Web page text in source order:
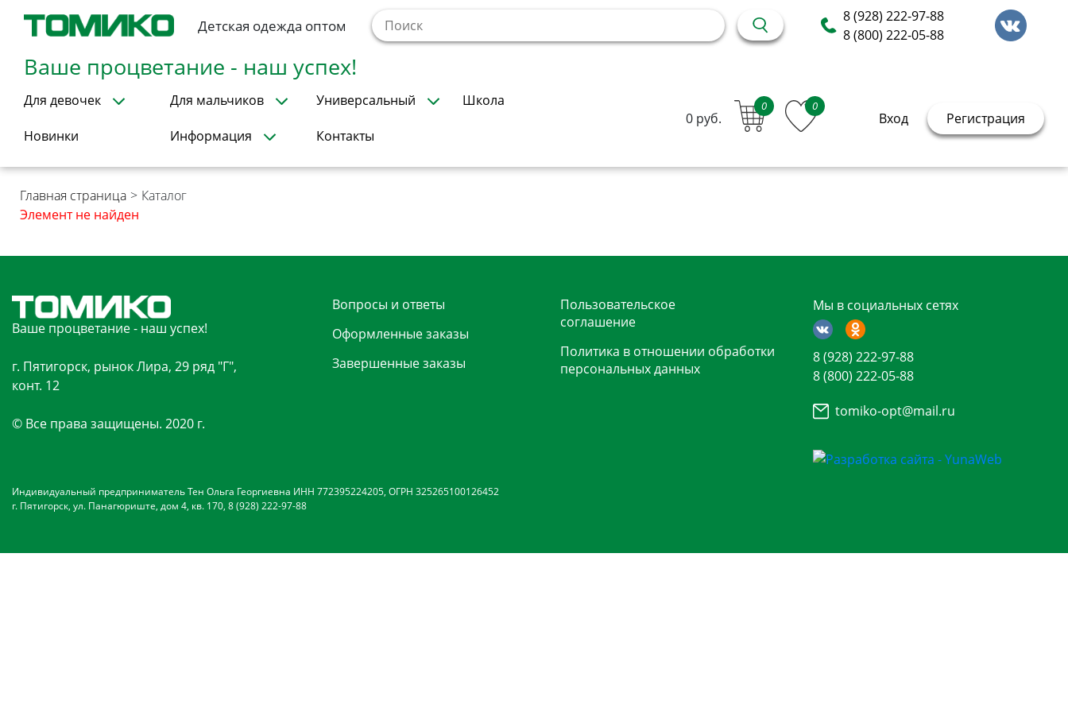
Детская одежда оптом
8 (928) 222-97-88
8 (800) 222-05-88
Ваше процветание - наш успех!
Для девочек Для мальчиков Универсальный Школа
Новинки Информация Контакты
0 руб.
0 0
Вход Регистрация
Главная страница > Каталог
Элемент не найден
Ваше процветание - наш успех!
г. Пятигорск, рынок Лира, 29 ряд "Г",
конт. 12
© Все права защищены. 2020 г.
Вопросы и ответы
Оформленные заказы
Завершенные заказы
Пользовательское
соглашение
Политика в отношении обработки
персональных данных
Мы в социальных сетях
8 (928) 222-97-88
8 (800) 222-05-88
tomiko-opt@mail.ru
Индивидуальный предприниматель Тен Ольга Георгиевна ИНН 772395224205, ОГРН 325265100126452
г. Пятигорск, ул. Панагюриште, дом 4, кв. 170, 8 (928) 222-97-88